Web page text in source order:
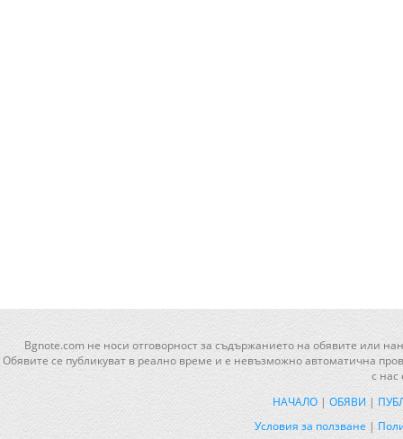
Bgnote.com не носи отговорност за съдържанието на обявите или
Обявите се публикуват в реално време и е невъзможно автоматична
с нас
НАЧАЛО | ОБЯВИ |
Условия за ползване |